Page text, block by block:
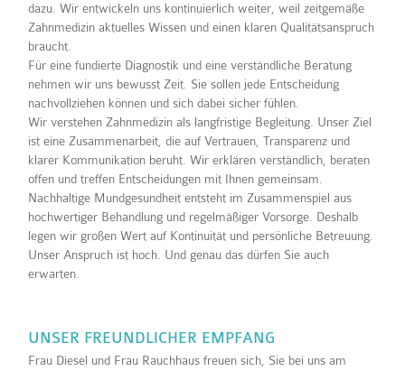
dazu. Wir entwickeln uns kontinuierlich weiter, weil zeitgemäße
Zahnmedizin aktuelles Wissen und einen klaren Qualitätsanspruch
braucht.
Für eine fundierte Diagnostik und eine verständliche Beratung
nehmen wir uns bewusst Zeit. Sie sollen jede Entscheidung
nachvollziehen können und sich dabei sicher fühlen.
Wir verstehen Zahnmedizin als langfristige Begleitung. Unser Ziel
ist eine Zusammenarbeit, die auf Vertrauen, Transparenz und
klarer Kommunikation beruht. Wir erklären verständlich, beraten
offen und treffen Entscheidungen mit Ihnen gemeinsam.
Nachhaltige Mundgesundheit entsteht im Zusammenspiel aus
hochwertiger Behandlung und regelmäßiger Vorsorge. Deshalb
legen wir großen Wert auf Kontinuität und persönliche Betreuung.
Unser Anspruch ist hoch. Und genau das dürfen Sie auch
erwarten.
UNSER FREUNDLICHER EMPFANG
Frau Diesel und Frau Rauchhaus freuen sich, Sie bei uns am